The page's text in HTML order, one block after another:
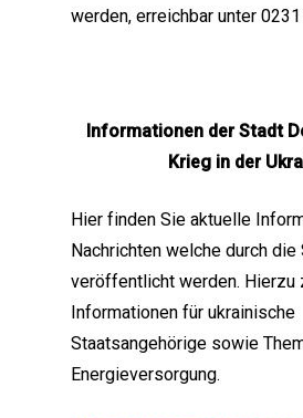
werden, erreichbar unter
Informationen der Stadt
Krieg in der
Hier finden Sie aktuelle
Nachrichten welche durch
veröffentlicht werden. Hierzu
Informationen für ukrainische
Staatsangehörige sowie
Energieversorgung.